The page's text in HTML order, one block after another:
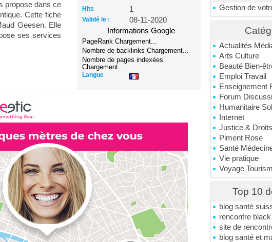
Gestion de
Actualités
Arts Culture
Beauté Bien-
Emploi Travail
Enseignement
Forum
Humanitaire
Internet
Justice & Droits
Piment Rose
Santé
Vie pratique
Voyage
Top 10
blog santé
rencontre
site de
blog santé et
propose dans ce
Cette fiche
Geesen. Elle
ses services
Hits 1
Validé le :
08-11-2020
Informations Google
PageRankChargement...
Nombre de backlinksChargement...
Nombre de pages indexées
Chargement...
Langue